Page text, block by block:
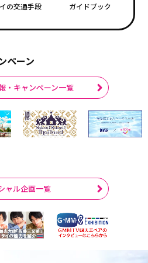
の交通手段 ガイドブック
ペーン
・キャンペーン一覧
ャル企画一覧